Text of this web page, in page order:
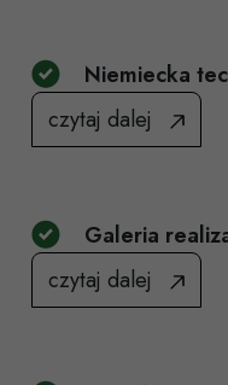
Niemiecka
czytaj dalej
Galeria
czytaj dalej